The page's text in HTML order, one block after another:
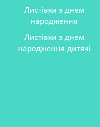
Листівки з днем
народження
Листівки з днем
народження дитячі